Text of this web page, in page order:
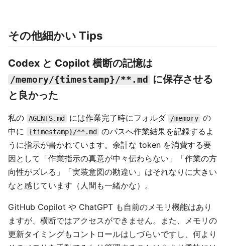
その他細かい Tips
Codex と Copilot 横断の記憶は
/memory/{timestamp}/**.md
に保存させる
と良かった
私の AGENTS.md には作業完了時にフォルダ /memory の
中に
{timestamp}/**.md
のパスへ作業結果を記録するよ
うに指示が書かれています。余計な token を消費する要
因として「作業指示の真意が中々伝わらない」「作業の方
向性がズレる」「実装意図の勘違い」はそれなりに大きい
なと感じています（人間も一緒かな）。
GitHub Copilot や ChatGPT も自前のメモリ機能はあり
ますが、横断ではアクセスができません。また、メモリの
更新タイミングもコントロールはしづらいですし、何より